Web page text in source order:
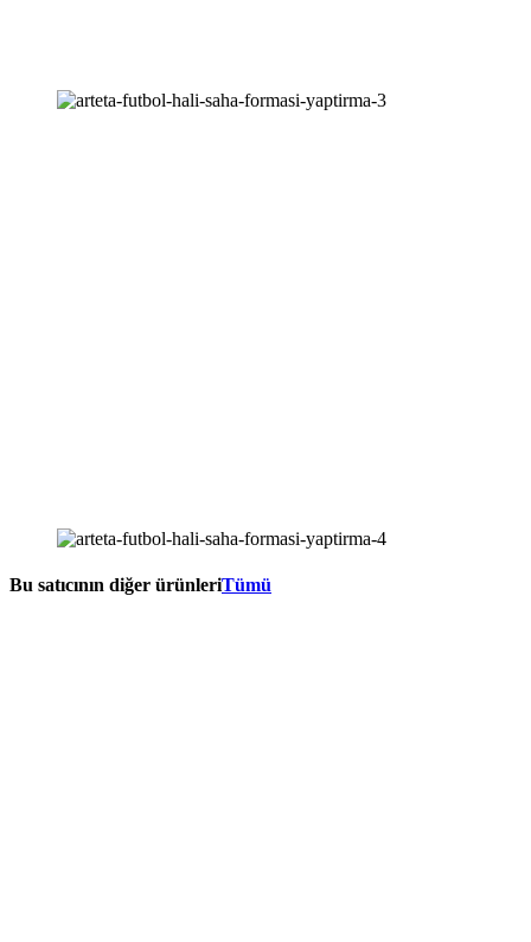
Bu satıcının diğer ürünleriTümü